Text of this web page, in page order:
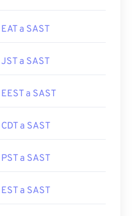
EAT a SAST
JST a SAST
EEST a SAST
CDT a SAST
PST a SAST
EST a SAST